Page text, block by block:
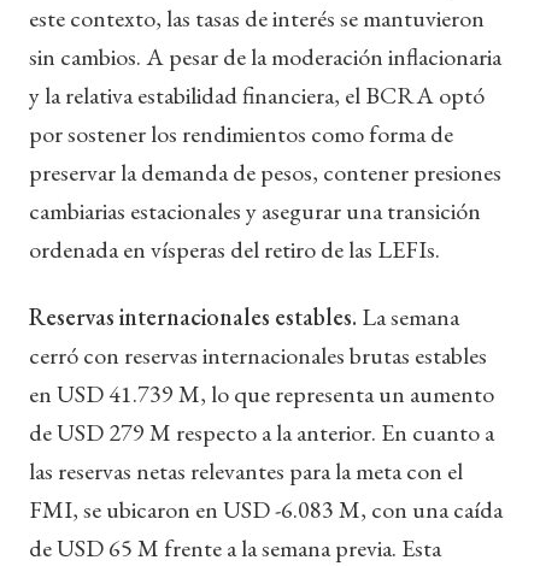
este contexto, las tasas de interés se mantuvieron
sin cambios. A pesar de la moderación inflacionaria
y la relativa estabilidad financiera, el BCRA optó
por sostener los rendimientos como forma de
preservar la demanda de pesos, contener presiones
cambiarias estacionales y asegurar una transición
ordenada en vísperas del retiro de las LEFIs.
Reservas internacionales estables. La semana
cerró con reservas internacionales brutas estables
en USD 41.739 M, lo que representa un aumento
de USD 279 M respecto a la anterior. En cuanto a
las reservas netas relevantes para la meta con el
FMI, se ubicaron en USD -6.083 M, con una caída
de USD 65 M frente a la semana previa. Esta